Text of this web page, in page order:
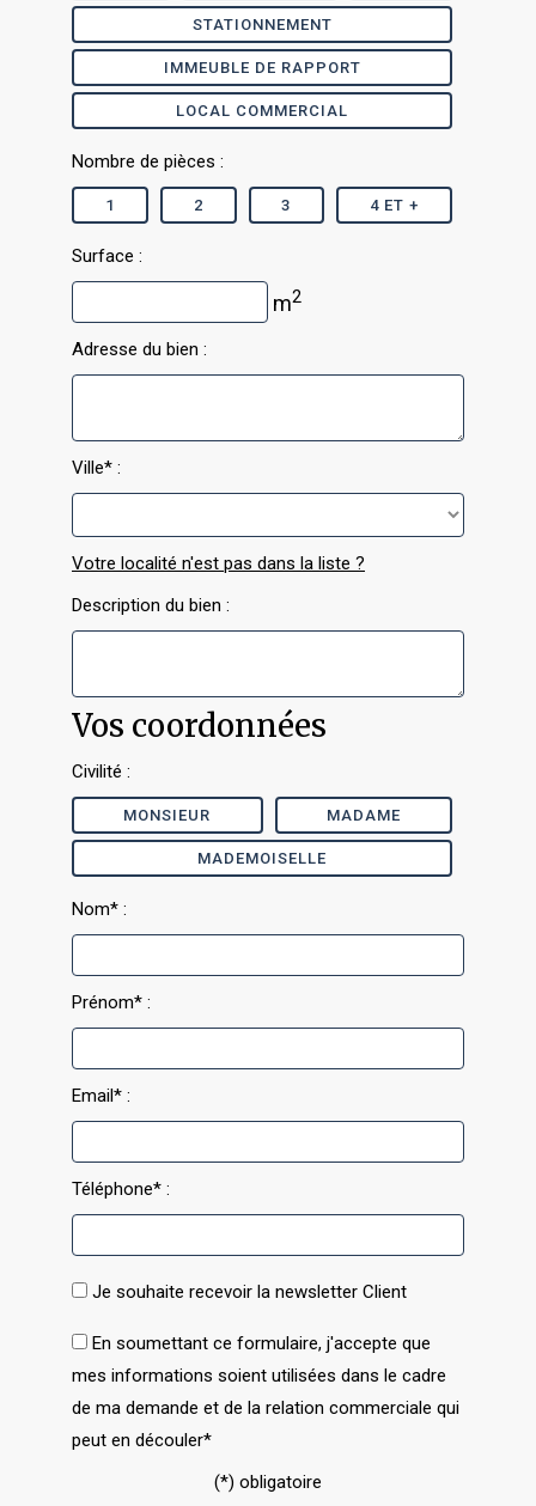
STATIONNEMENT
IMMEUBLE DE RAPPORT
LOCAL COMMERCIAL
Nombre de pièces :
1 2 3 4 ET +
Surface :
m2
Adresse du bien :
Ville* :
Votre localité n'est pas dans la liste ?
Description du bien :
Vos coordonnées
Civilité :
MONSIEUR MADAME
MADEMOISELLE
Nom* :
Prénom* :
Email* :
Téléphone* :
Je souhaite recevoir la newsletter Client
En soumettant ce formulaire, j'accepte que
mes informations soient utilisées dans le cadre
de ma demande et de la relation commerciale qui
peut en découler*
(*) obligatoire